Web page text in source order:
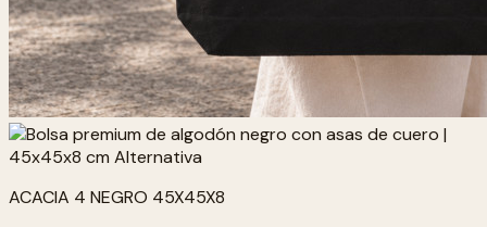
ACACIA 4 NEGRO 45X45X8